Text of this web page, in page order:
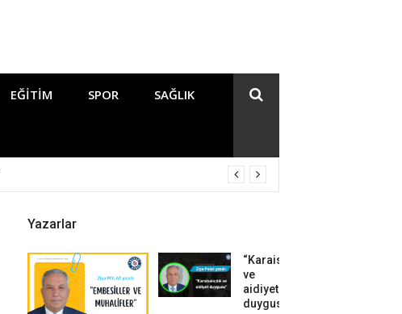
EĞITIM SPOR SAĞLIK
Yazarlar
“Karaisalıcılık
ve
aidiyet
duygusu”